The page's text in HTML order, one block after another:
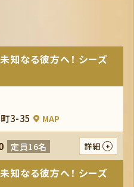
知なる彼方へ！ シーズ
3-35 MAP
定員16名 詳細
知なる彼方へ！ シーズ